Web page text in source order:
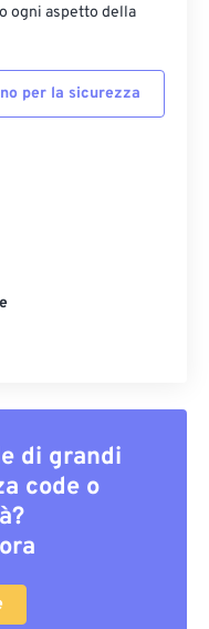
ogni aspetto della
per la sicurezza
di grandi
code o